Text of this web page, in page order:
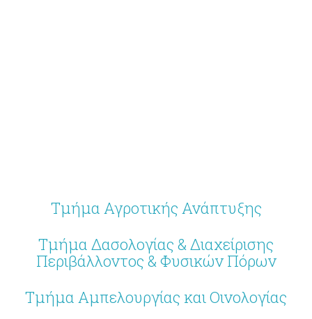
Τμήμα Αγροτικής Ανάπτυξης
Τμήμα Δασολογίας & Διαχείρισης
Περιβάλλοντος & Φυσικών Πόρων
Τμήμα Αμπελουργίας και Οινολογίας